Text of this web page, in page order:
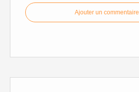
Ajouter un commentaire